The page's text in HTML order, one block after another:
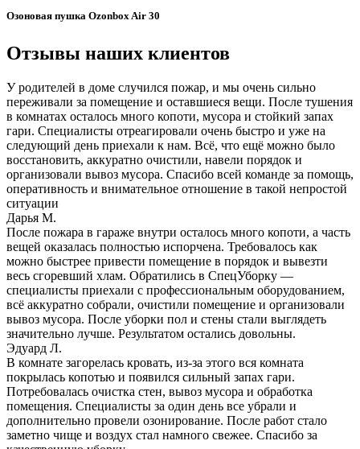
Озоновая пушка Ozonbox Air 30
Отзывы наших клиентов
У родителей в доме случился пожар, и мы очень сильно
переживали за помещение и оставшиеся вещи. После тушения
в комнатах осталось много копоти, мусора и стойкий запах
гари. Специалисты отреагировали очень быстро и уже на
следующий день приехали к нам. Всё, что ещё можно было
восстановить, аккуратно очистили, навели порядок и
организовали вывоз мусора. Спасибо всей команде за помощь,
оперативность и внимательное отношение в такой непростой
ситуации
Дарья М.
После пожара в гараже внутри осталось много копоти, а часть
вещей оказалась полностью испорчена. Требовалось как
можно быстрее привести помещение в порядок и вывезти
весь сгоревший хлам. Обратились в СпецУборку —
специалисты приехали с профессиональным оборудованием,
всё аккуратно собрали, очистили помещение и организовали
вывоз мусора. После уборки пол и стены стали выглядеть
значительно лучше. Результатом остались довольны.
Эдуард Л.
В комнате загорелась кровать, из-за этого вся комната
покрылась копотью и появился сильный запах гари.
Потребовалась очистка стен, вывоз мусора и обработка
помещения. Специалисты за один день все убрали и
дополнительно провели озонирование. После работ стало
заметно чище и воздух стал намного свежее. Спасибо за